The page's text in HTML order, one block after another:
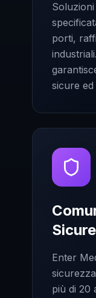
porti,
sicure ed
Enter
più di 20